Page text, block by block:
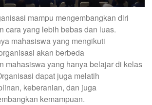
mampu mengembangkan diri
cara yang lebih bebas dan luas.
mahasiswa yang mengikuti
akan berbeda
mahasiswa yang hanya belajar di kelas
dapat juga melatih
keberanian, dan juga
kemampuan.